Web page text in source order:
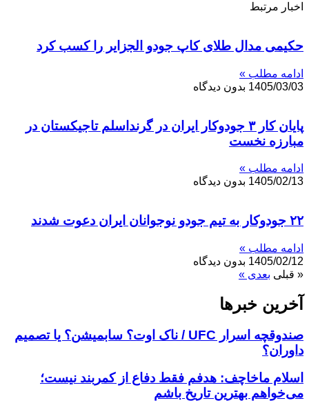
اخبار مرتبط
حکیمی مدال طلای کاپ جودو الجزایر را کسب کرد
ادامه مطلب »
1405/03/03 بدون دیدگاه
پایان کار ۳ جودوکار ایران در گرنداسلم تاجیکستان در
مبارزه نخست
ادامه مطلب »
1405/02/13 بدون دیدگاه
۲۲ جودوکار به تیم جودو نوجوانان ایران دعوت شدند
ادامه مطلب »
1405/02/12 بدون دیدگاه
« قبلی بعدی »
آخرین خبر‌‌ها
صندوقچه اسرار UFC / ناک اوت؟ سابمیشن؟ یا تصمیم
داوران؟
اسلام ماخاچف: هدفم فقط دفاع از کمربند نیست؛
می‌خواهم بهترین تاریخ باشم